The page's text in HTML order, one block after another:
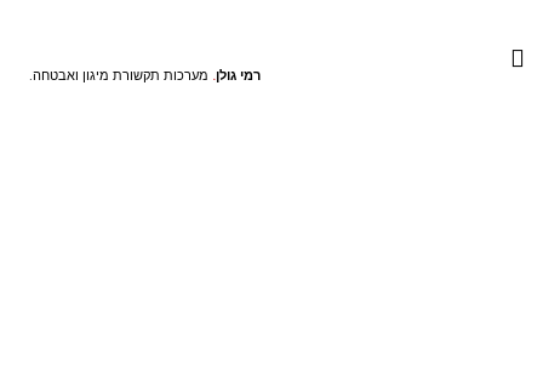
רמי גולן. מערכות תקשורת מיגון ואבטחה.